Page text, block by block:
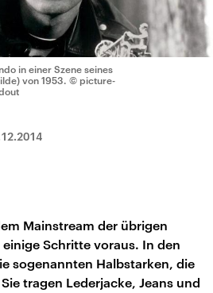
in einer Szene seines
von 1953. © picture-
Mainstream der übrigen
Schritte voraus. In den
sogenannten Halbstarken, die
tragen Lederjacke, Jeans und